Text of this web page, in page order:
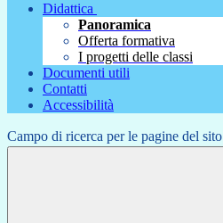
Didattica
Panoramica
Offerta formativa
I progetti delle classi
Documenti utili
Contatti
Accessibilità
Campo di ricerca per le pagine del sito